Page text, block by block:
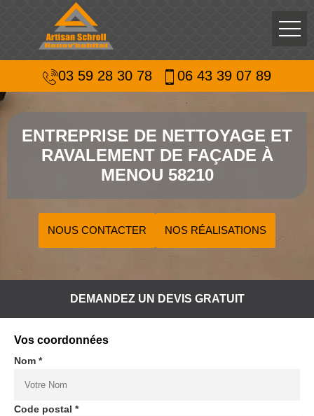
03 59 28 30 78 06 43 39 07 89
ENTREPRISE DE NETTOYAGE ET
RAVALEMENT DE FAÇADE À
MENOU 58210
NOUS CONTACTER NOS RÉALISATIONS
DEMANDEZ UN DEVIS GRATUIT
Vos coordonnées
Nom *
Code postal *